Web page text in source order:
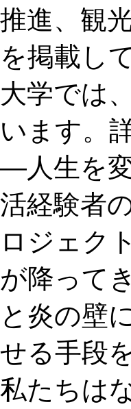
推進、観
を掲載し
大学では
います。
―人生を
活経験者
ロジェク
が降って
と炎の壁
せる手段
私たちは